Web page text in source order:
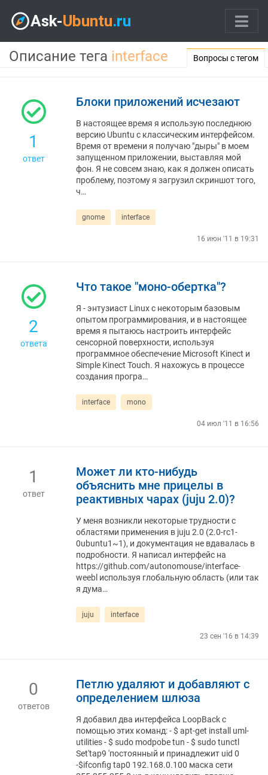
Описание тега interface Вопросы с тегом
1
ответ
Блоки приложений исчезают
В настоящее время я использую последнюю
версию Ubuntu с классическим интерфейсом.
Время от времени я получаю "дыры" в моем
запущенном приложении, выставляя мой
фон. Я не совсем знаю, как я должен описать
проблему, поэтому я загрузил скриншот того,
ч…
gnome interface
16 июн '11 в 19:31
2
ответа
Что такое "моно-обертка"?
Я - энтузиаст Linux с некоторым базовым
опытом программирования, и в настоящее
время я пытаюсь настроить интерфейс
сенсорной поверхности, используя
программное обеспечение Microsoft Kinect и
Simple Kinect Touch. Я нахожусь в процессе
создания програ…
interface mono
04 июл '11 в 16:56
1
ответ
Может ли кто-нибудь
объяснить мне прицелы в
реактивных чарах (juju 2.0)?
У меня возникли некоторые трудности с
областями применения в juju 2.0 (2.0-rc1-
0ubuntu1~1), и документация не вдавалась в
подробности. Я написал интерфейс на
https://github.com/autonomouse/interface-
weebl используя глобальную область (или так
я дума…
juju interface
23 сен '16 в 14:39
0
ответов
Петлю удаляют и добавляют с
определением шлюза
Я добавил два интерфейса LoopBack с
помощью этих команд: - $ apt-get install uml-
utilities - $ sudo modpobe tun - $ sudo tunctl
Set'tap9 'постоянный и принадлежит uid 0
-$ifconfig tap0 192.168.0.100 маска сети